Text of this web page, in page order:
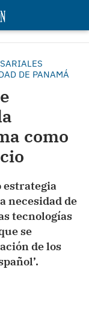
DE PANAMÁ
como
estrategia
necesidad de
tecnologías
se
de los